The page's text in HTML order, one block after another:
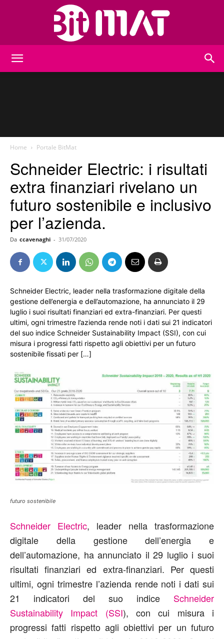
Home Portale BitMat
Schneider Electric: i risultati
extra finanziari rivelano un
futuro sostenibile e inclusivo
per l’azienda.
Da ccavenaghi - 31/07/2020
Schneider Electric, leader nella trasformazione digitale della
gestione dell’energia e dell’automazione, ha annunciato il 29
luglio i suoi risultati finanziari ed extra-finanziari. Per questi
ultimi, ogni trimestre l’azienda rende noti i dati sui 21 indicatori
del suo indice Schneider Sustainability Impact (SSI), con cui
misura i progressi fatti rispetto agli obiettivi per un futuro
sostenibile fissati per […]
futuro sostenibile
Schneider Electric, leader nella trasformazione
digitale della gestione dell’energia e
dell’automazione, ha annunciato il 29 luglio i suoi
risultati finanziari ed extra-finanziari. Per questi
ultimi, ogni trimestre l’azienda rende noti i dati sui
21 indicatori del suo indice Schneider
Sustainability Impact (SSI), con cui misura i
progressi fatti rispetto agli obiettivi per un futuro